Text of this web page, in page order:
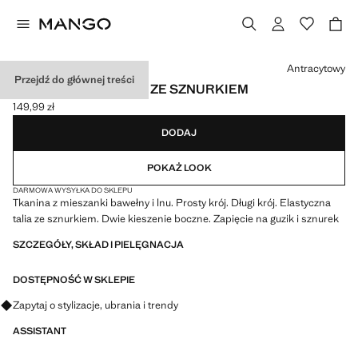
Przejdź do głównej treści
SPODNIE JOGGERSY ZE SZNURKIEM
Aktualna cena [149,99 zł ]
149,99 zł
Wybierz kolor
Antracytowy
DODAJ
POKAŻ LOOK
DARMOWA WYSYŁKA DO SKLEPU
Tkanina z mieszanki bawełny i lnu. Prosty krój. Długi krój. Elastyczna
talia ze sznurkiem. Dwie kieszenie boczne. Zapięcie na guzik i sznurek
SZCZEGÓŁY, SKŁAD I PIELĘGNACJA
DOSTĘPNOŚĆ W SKLEPIE
Zapytaj o stylizacje, ubrania i trendy
ASSISTANT